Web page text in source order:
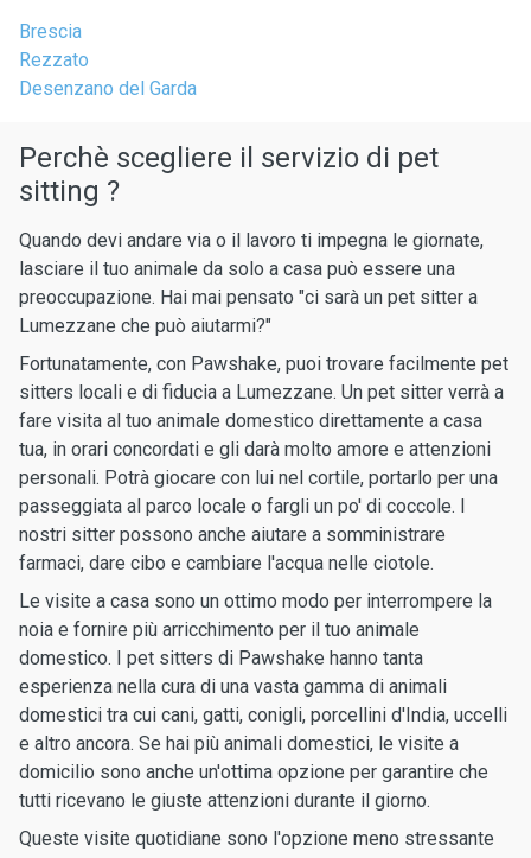
Brescia
Rezzato
Desenzano del Garda
Perchè scegliere il servizio di pet
sitting ?
Quando devi andare via o il lavoro ti impegna le giornate,
lasciare il tuo animale da solo a casa può essere una
preoccupazione. Hai mai pensato "ci sarà un pet sitter a
Lumezzane che può aiutarmi?"
Fortunatamente, con Pawshake, puoi trovare facilmente pet
sitters locali e di fiducia a Lumezzane. Un pet sitter verrà a
fare visita al tuo animale domestico direttamente a casa
tua, in orari concordati e gli darà molto amore e attenzioni
personali. Potrà giocare con lui nel cortile, portarlo per una
passeggiata al parco locale o fargli un po' di coccole. I
nostri sitter possono anche aiutare a somministrare
farmaci, dare cibo e cambiare l'acqua nelle ciotole.
Le visite a casa sono un ottimo modo per interrompere la
noia e fornire più arricchimento per il tuo animale
domestico. I pet sitters di Pawshake hanno tanta
esperienza nella cura di una vasta gamma di animali
domestici tra cui cani, gatti, conigli, porcellini d'India, uccelli
e altro ancora. Se hai più animali domestici, le visite a
domicilio sono anche un'ottima opzione per garantire che
tutti ricevano le giuste attenzioni durante il giorno.
Queste visite quotidiane sono l'opzione meno stressante